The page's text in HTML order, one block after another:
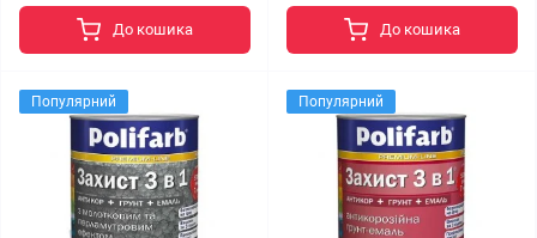
До кошика До кошика
Популярний Популярний